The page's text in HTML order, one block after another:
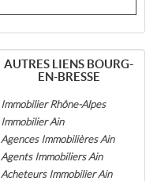
AUTRES LIENS BOURG-
EN-BRESSE
Immobilier Rhône-Alpes
Immobilier Ain
Agences Immobilières Ain
Agents Immobiliers Ain
Acheteurs Immobilier Ain